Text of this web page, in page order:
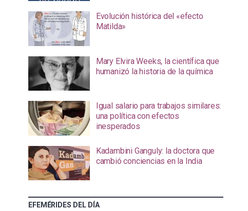
Evolución histórica del «efecto
Matilda»
Mary Elvira Weeks, la científica que
humanizó la historia de la química
Igual salario para trabajos similares:
una política con efectos
inesperados
Kadambini Ganguly: la doctora que
cambió conciencias en la India
EFEMÉRIDES DEL DÍA